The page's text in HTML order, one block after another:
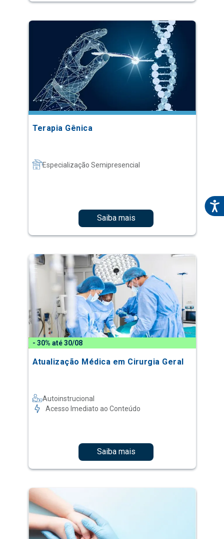
Terapia Gênica
Especialização Semipresencial
Saiba mais
- 30% até 30/08
Atualização Médica em Cirurgia Geral
Autoinstrucional
Acesso Imediato ao Conteúdo
Saiba mais